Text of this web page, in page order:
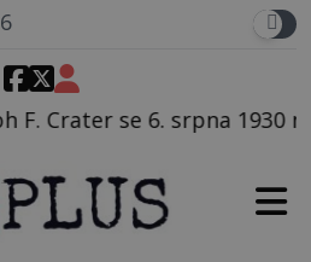
navečeří ve své